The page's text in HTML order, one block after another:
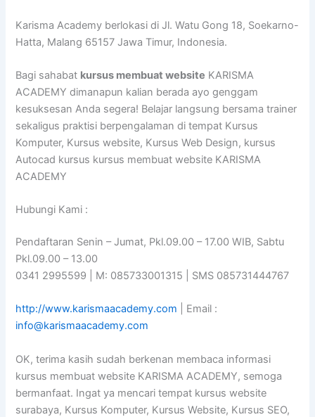
Karisma Academy berlokasi di Jl. Watu Gong 18, Soekarno-
Hatta, Malang 65157 Jawa Timur, Indonesia.
Bagi sahabat kursus membuat website KARISMA
ACADEMY dimanapun kalian berada ayo genggam
kesuksesan Anda segera! Belajar langsung bersama trainer
sekaligus praktisi berpengalaman di tempat Kursus
Komputer, Kursus website, Kursus Web Design, kursus
Autocad kursus kursus membuat website KARISMA
ACADEMY
Hubungi Kami :
Pendaftaran Senin – Jumat, Pkl.09.00 – 17.00 WIB, Sabtu
Pkl.09.00 – 13.00
0341 2995599 | M: 085733001315 | SMS 085731444767
http://www.karismaacademy.com | Email :
info@karismaacademy.com
OK, terima kasih sudah berkenan membaca informasi
kursus membuat website KARISMA ACADEMY, semoga
bermanfaat. Ingat ya mencari tempat kursus website
surabaya, Kursus Komputer, Kursus Website, Kursus SEO,